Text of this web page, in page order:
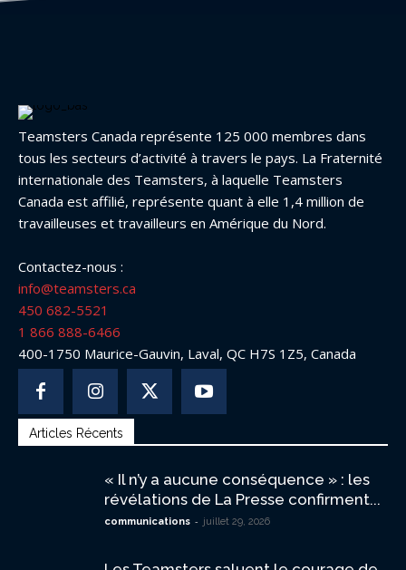
Teamsters Canada représente 125 000 membres dans
tous les secteurs d’activité à travers le pays. La Fraternité
internationale des Teamsters, à laquelle Teamsters
Canada est affilié, représente quant à elle 1,4 million de
travailleuses et travailleurs en Amérique du Nord.
Contactez-nous :
info@teamsters.ca
450 682-5521
1 866 888-6466
400-1750 Maurice-Gauvin, Laval, QC H7S 1Z5, Canada
Articles Récents
« Il n’y a aucune conséquence » : les
révélations de La Presse confirment...
communications - juillet 29, 2026